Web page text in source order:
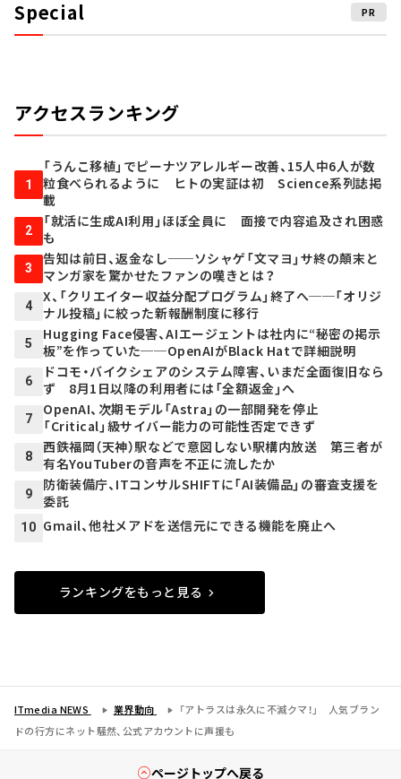
Special PR
アクセスランキング
1
「うんこ移植」でピーナツアレルギー改善、15人中6人が数
粒食べられるように ヒトの実証は初 Science系列誌掲
載
2
「就活に生成AI利用」ほぼ全員に 面接で内容追及され困惑
も
3
告知は前日、返金なし──ソシャゲ「文マヨ」サ終の顛末と
マンガ家を驚かせたファンの嘆きとは？
4
X、「クリエイター収益分配プログラム」終了へ──「オリジ
ナル投稿」に絞った新報酬制度に移行
5
Hugging Face侵害、AIエージェントは社内に“秘密の掲示
板”を作っていた──OpenAIがBlack Hatで詳細説明
6
ドコモ・バイクシェアのシステム障害、いまだ全面復旧なら
ず 8月1日以降の利用者には「全額返金」へ
7
OpenAI、次期モデル「Astra」の一部開発を停止
「Critical」級サイバー能力の可能性否定できず
8
西鉄福岡（天神）駅などで意図しない駅構内放送 第三者が
有名YouTuberの音声を不正に流したか
9
防衛装備庁、ITコンサルSHIFTに「AI装備品」の審査支援を
委託
10 Gmail、他社メアドを送信元にできる機能を廃止へ
ランキングをもっと見る
ITmedia NEWS 業界動向
「アトラスは永久に不滅クマ！」 人気ブラン
ドの行方にネット騒然、公式アカウントに声援も
ページトップへ戻る